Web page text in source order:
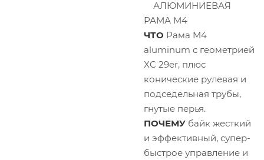
АЛЮМИНИЕВАЯ
РАМА М4
ЧТО Рама M4
aluminum с геометрией
XC 29er, плюс
конические рулевая и
подседельная трубы,
гнутые перья.
ПОЧЕМУ байк жесткий
и эффективный, супер-
быстрое управление и